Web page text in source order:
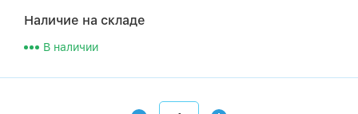
Наличие на складе
В наличии